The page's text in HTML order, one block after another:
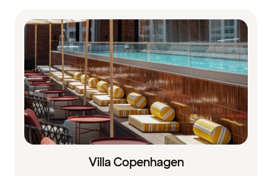
Villa Copenhagen